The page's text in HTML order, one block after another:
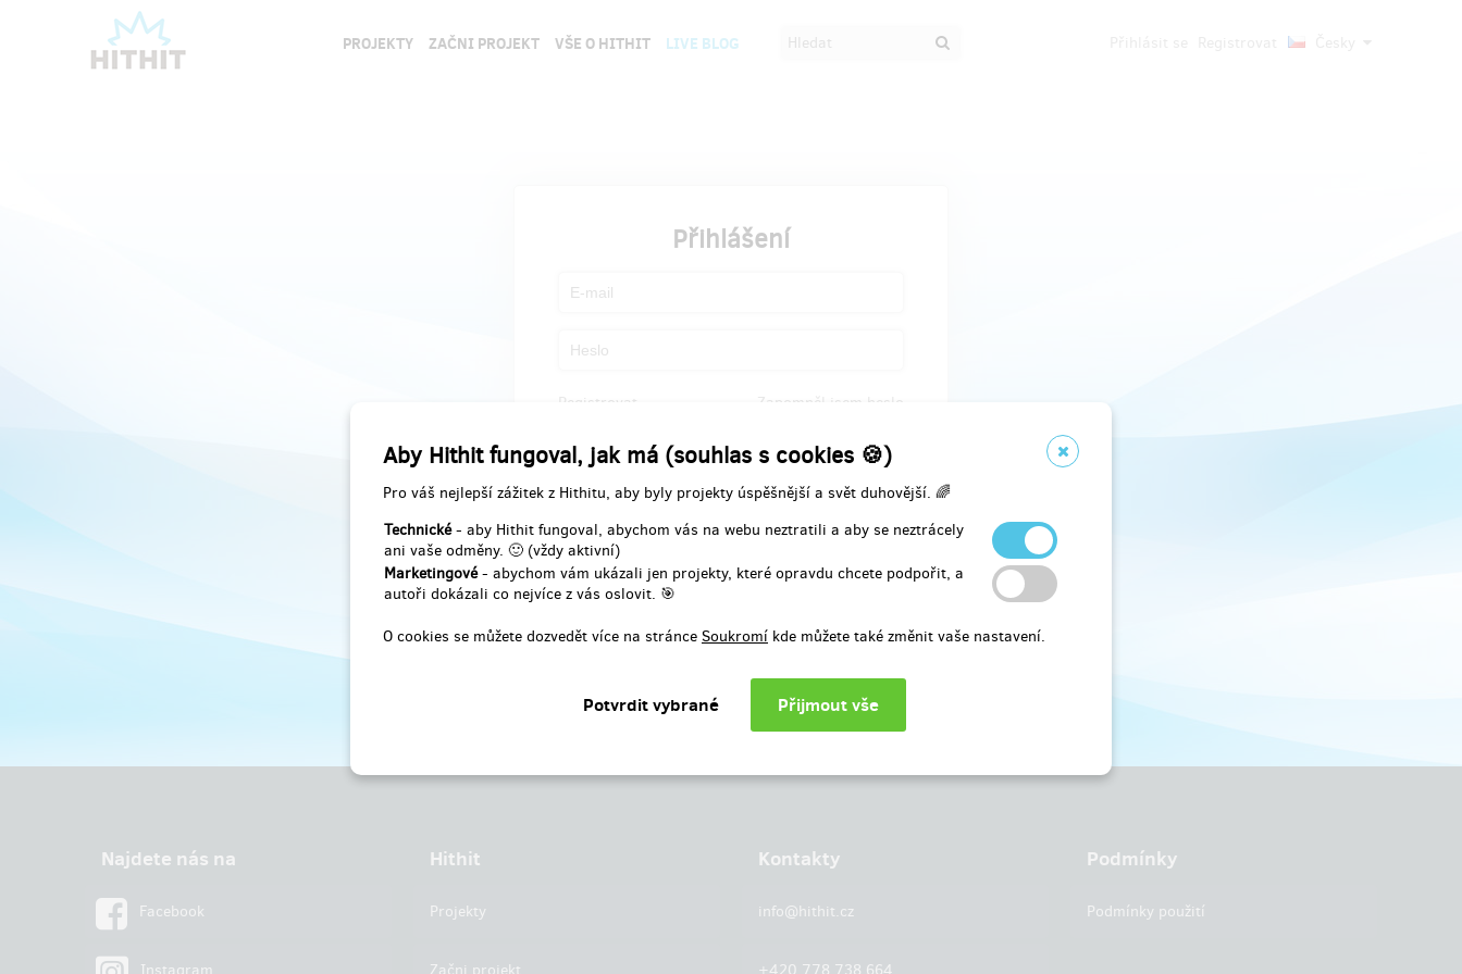
Aby Hithit fungoval, jak má (souhlas s cookies 🍪)
Pro váš nejlepší zážitek z Hithitu, aby byly projekty úspěšnější a svět duhovější. 🌈
Technické- aby Hithit fungoval, abychom vás na webu neztratili a aby se neztrácely
ani vaše odměny. 🙂 (vždy aktivní)
Marketingové- abychom vám ukázali jen projekty, které opravdu chcete podpořit, a
autoři dokázali co nejvíce z vás oslovit. 🎯
O cookies se můžete dozvedět více na stránce Soukromí kde můžete také změnit vaše nastavení.
PROJEKTY ZAČNI PROJEKT VŠE O HITHIT LIVE BLOG
Přihlášení
Registrovat Zapomněl jsem heslo
Najdete nás na
Facebook
Hithit
Projekty
Kontakty
info@hithit.cz
Podmínky
Podmínky použití